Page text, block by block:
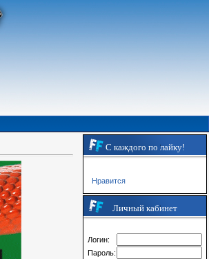
С каждого по лайку!
Нравится
Личный кабинет
Логин:
Пароль: